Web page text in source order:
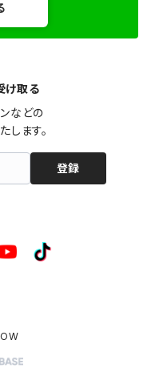
け取る
などの
ます。
登録